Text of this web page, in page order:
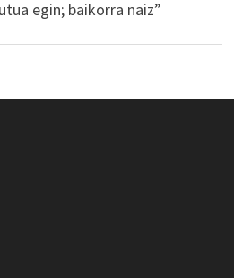
egin; baikorra naiz”